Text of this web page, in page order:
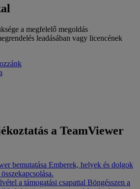
a megfelelő megoldás
leadásában vagy licencének
a TeamViewer
bemutatása Emberek, helyek és dolgok
a támogatási csapattal Böngésszen a